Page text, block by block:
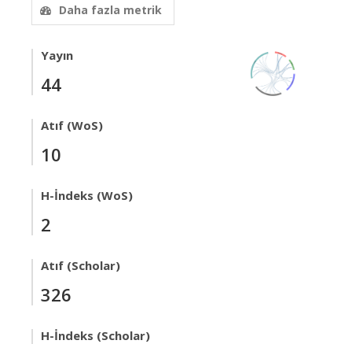
Daha fazla metrik
Yayın
44
Atıf (WoS)
10
H-İndeks (WoS)
2
Atıf (Scholar)
326
H-İndeks (Scholar)